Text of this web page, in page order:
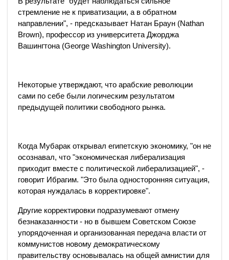
стремление не к приватизации, а в обратном
направлении", - предсказывает Натан Браун (Nathan
Brown), профессор из университета Джорджа
Вашингтона (George Washington University).
Некоторые утверждают, что арабские революции
сами по себе были логическим результатом
предыдущей политики свободного рынка.
Когда Мубарак открывал египетскую экономику, "он не
осознавал, что "экономическая либерализация
приходит вместе с политической либерализацией", -
говорит Ибрагим. "Это была односторонняя ситуация,
которая нуждалась в корректировке".
Другие корректировки подразумевают отмену
безнаказанности - но в бывшем Советском Союзе
упорядоченная и организованная передача власти от
коммунистов новому демократическому
правительству основывалась на общей амнистии для